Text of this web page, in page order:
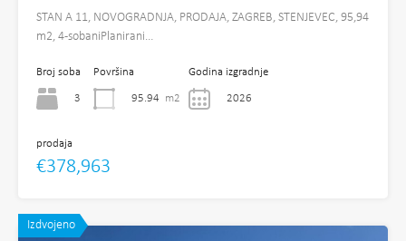
STAN A 11, NOVOGRADNJA, PRODAJA, ZAGREB, STENJEVEC, 95,94
m2, 4-sobaniPlanirani…
Broj soba
3
Površina
95.94 m2
Godina izgradnje
2026
prodaja
€378,963
Izdvojeno